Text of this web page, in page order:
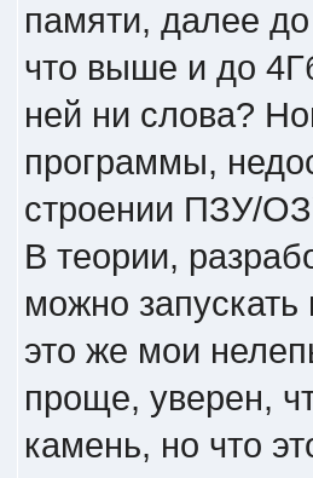
памяти, далее
что выше и до
ней ни слова?
программы,
строении ПЗУ/
В теории,
можно
это же мои
проще, уверен,
камень, но что